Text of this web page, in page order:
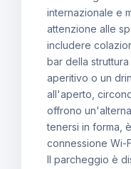
internazionale e
attenzione alle
includere
bar della
aperitivo o un
all'aperto,
offrono
tenersi in forma,
connessione Wi-
Il parcheggio è